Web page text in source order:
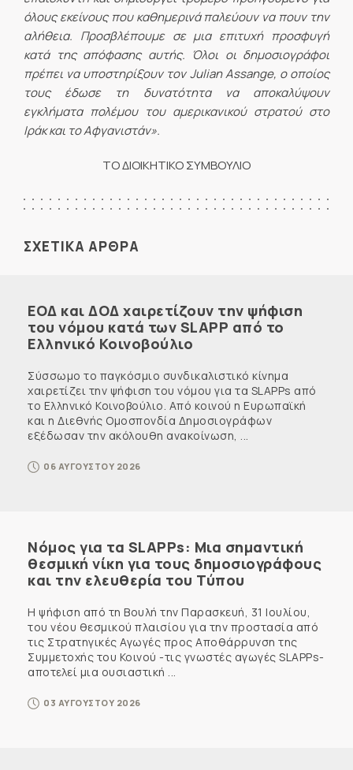
όλους εκείνους που καθημερινά παλεύουν να πουν την
αλήθεια. Προσβλέπουμε σε μια επιτυχή προσφυγή
κατά της απόφασης αυτής. Όλοι οι δημοσιογράφοι
πρέπει να υποστηρίξουν τονJulian Assange, ο οποίος
τους έδωσε τη δυνατότητα να αποκαλύψουν
εγκλήματα πολέμου του αμερικανικού στρατού στο
Ιράκ και το Αφγανιστάν».
ΤΟ ΔΙΟΙΚΗΤΙΚΟ ΣΥΜΒΟΥΛΙΟ
ΣΧΕΤΙΚΑ ΑΡΘΡΑ
ΕΟΔ και ΔΟΔ χαιρετίζουν την ψήφιση
του νόμου κατά των SLAPP από το
Ελληνικό Κοινοβούλιο
Σύσσωμο το παγκόσμιο συνδικαλιστικό κίνημα
χαιρετίζει την ψήφιση του νόμου για τα SLAPPs από
το Ελληνικό Κοινοβούλιο. Από κοινού η Ευρωπαϊκή
και η Διεθνής Ομοσπονδία Δημοσιογράφων
εξέδωσαν την ακόλουθη ανακοίνωση, ...
06 ΑΥΓΟΥΣΤΟΥ 2026
Νόμος για τα SLAPPs: Μια σημαντική
θεσμική νίκη για τους δημοσιογράφους
και την ελευθερία του Τύπου
Η ψήφιση από τη Βουλή την Παρασκευή, 31 Ιουλίου,
του νέου θεσμικού πλαισίου για την προστασία από
τις Στρατηγικές Αγωγές προς Αποθάρρυνση της
Συμμετοχής του Κοινού -τις γνωστές αγωγές SLAPPs-
αποτελεί μια ουσιαστική ...
03 ΑΥΓΟΥΣΤΟΥ 2026